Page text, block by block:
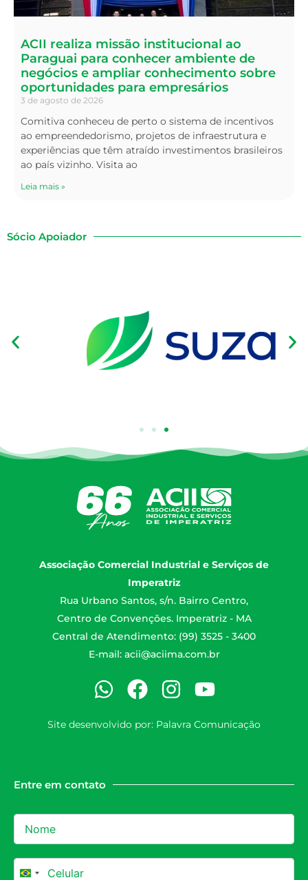
ACII realiza missão institucional ao
Paraguai para conhecer ambiente de
negócios e ampliar conhecimento sobre
oportunidades para empresários
3 de agosto de 2026
Comitiva conheceu de perto o sistema de incentivos
ao empreendedorismo, projetos de infraestrutura e
experiências que têm atraído investimentos brasileiros
ao país vizinho. Visita ao
Leia mais »
Sócio Apoiador
Associação Comercial Industrial e Serviços de
Imperatriz
Rua Urbano Santos, s/n. Bairro Centro,
Centro de Convenções. Imperatriz - MA
Central de Atendimento: (99) 3525 - 3400
E-mail: acii@aciima.com.br
Site desenvolvido por: Palavra Comunicação
Entre em contato
Brazil +55